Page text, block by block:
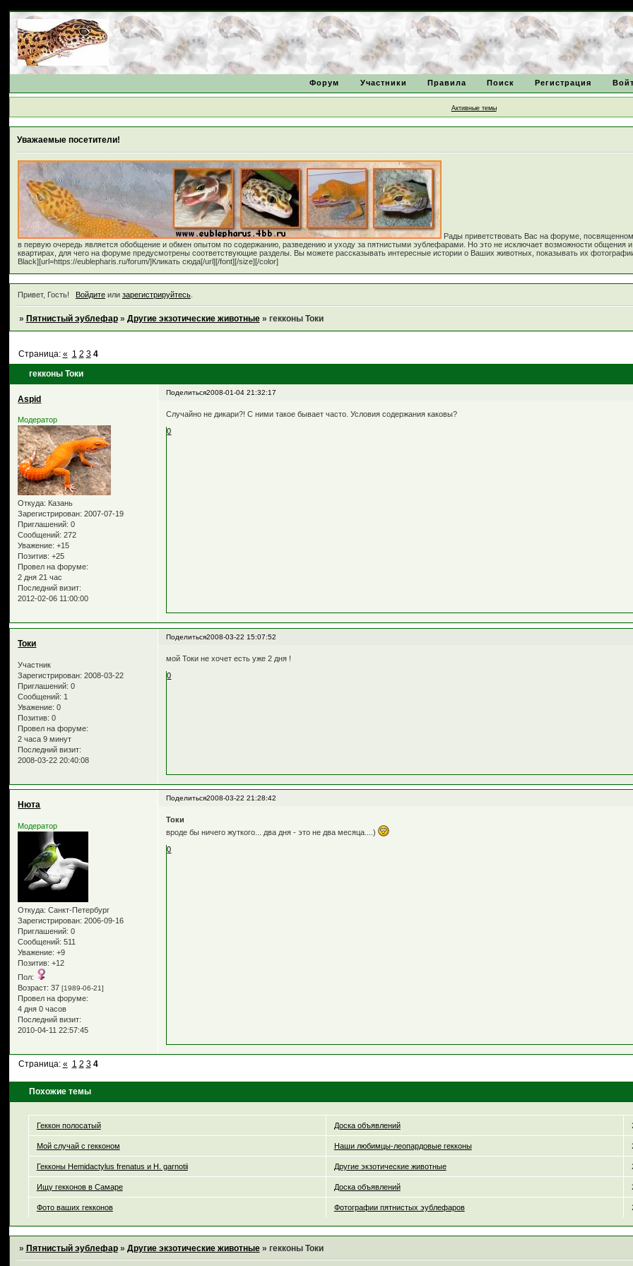
Форум Участники Правила Поиск Регистрация
Активные темы
Уважаемые посетители!
Рады приветствовать Вас на форуме,
в первую очередь является обобщение и обмен опытом по содержанию, разведению и уходу за пятнистыми эублефарами. Но это не исключает возможности
квартирах, для чего на форуме предусмотрены соответствующие разделы. Вы можете рассказывать интересные истории о Ваших животных, показывать их
Black][url=https://eublepharis.ru/forum/]Кликать сюда[/url][/font][/size][/color]
Привет, Гость! Войдитеили зарегистрируйтесь.
» Пятнистый эублефар » Другие экзотические животные » гекконы Токи
гекконы Токи
Страница: « 1 2 3 4
Поделиться2008-01-04 21:32:17
Aspid
Модератор
Откуда: Казань
Зарегистрирован: 2007-07-19
Приглашений: 0
Сообщений: 272
Уважение: +15
Позитив: +25
Провел на форуме:
2 дня 21 час
Последний визит:
2012-02-06 11:00:00
Случайно не дикари?! С ними такое бывает часто. Условия содержания каковы?
0
Поделиться2008-03-22 15:07:52
Токи
Участник
Зарегистрирован: 2008-03-22
Приглашений: 0
Сообщений: 1
Уважение: 0
Позитив: 0
Провел на форуме:
2 часа 9 минут
Последний визит:
2008-03-22 20:40:08
мой Токи не хочет есть уже 2 дня !
0
Поделиться2008-03-22 21:28:42
Нюта
Модератор
Откуда: Санкт-Петербург
Зарегистрирован: 2006-09-16
Приглашений: 0
Сообщений: 511
Уважение: +9
Позитив: +12
Пол:
Возраст: 37[1989-06-21]
Провел на форуме:
4 дня 0 часов
Последний визит:
2010-04-11 22:57:45
Токи
вроде бы ничего жуткого... два дня - это не два месяца....)
0
Страница: « 1 2 3 4
Похожие темы
Геккон полосатый Доска объявлений
Мой случай с гекконом Наши любимцы-леопардовые гекконы
Гекконы Hemidactylus frenatus и H. garnotii Другие экзотические животные
Ищу гекконов в Самаре Доска объявлений
Фото ваших гекконов Фотографии пятнистых эублефаров
» Пятнистый эублефар » Другие экзотические животные » гекконы Токи